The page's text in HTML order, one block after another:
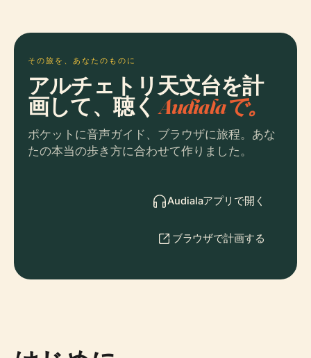
その旅を、あなたのものに
アルチェトリ天文台を計
画して、聴くAudialaで。
ポケットに音声ガイド、ブラウザに旅程。あな
たの本当の歩き方に合わせて作りました。
Audialaアプリで開く
ブラウザで計画する